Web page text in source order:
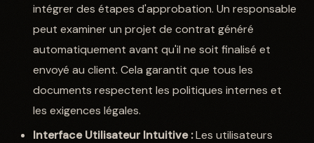
intégrer des étapes d'approbation. Un responsable
peut examiner un projet de contrat généré
automatiquement avant qu'il ne soit finalisé et
envoyé au client. Cela garantit que tous les
documents respectent les politiques internes et
les exigences légales.
Interface Utilisateur Intuitive :Les utilisateurs